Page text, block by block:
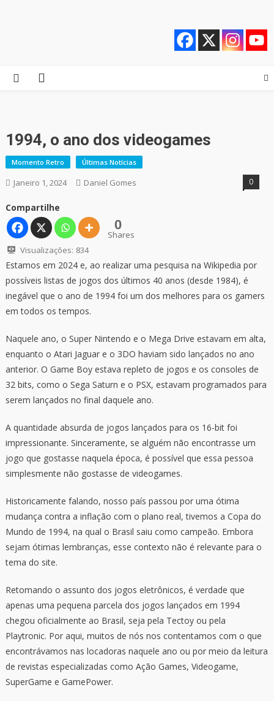
Quebrando o Controle
1994, o ano dos videogames
Momento Retro Últimas Notícias
Janeiro 1, 2024 Daniel Gomes 0
Compartilhe
0
Shares
Visualizações: 834
Estamos em 2024 e, ao realizar uma pesquisa na Wikipedia por
possíveis listas de jogos dos últimos 40 anos (desde 1984), é
inegável que o ano de 1994 foi um dos melhores para os gamers
em todos os tempos.
Naquele ano, o Super Nintendo e o Mega Drive estavam em alta,
enquanto o Atari Jaguar e o 3DO haviam sido lançados no ano
anterior. O Game Boy estava repleto de jogos e os consoles de
32 bits, como o Sega Saturn e o PSX, estavam programados para
serem lançados no final daquele ano.
A quantidade absurda de jogos lançados para os 16-bit foi
impressionante. Sinceramente, se alguém não encontrasse um
jogo que gostasse naquela época, é possível que essa pessoa
simplesmente não gostasse de videogames.
Historicamente falando, nosso país passou por uma ótima
mudança contra a inflação com o plano real, tivemos a Copa do
Mundo de 1994, na qual o Brasil saiu como campeão. Embora
sejam ótimas lembranças, esse contexto não é relevante para o
tema do site.
Retomando o assunto dos jogos eletrônicos, é verdade que
apenas uma pequena parcela dos jogos lançados em 1994
chegou oficialmente ao Brasil, seja pela Tectoy ou pela
Playtronic. Por aqui, muitos de nós nos contentamos com o que
encontrávamos nas locadoras naquele ano ou por meio da leitura
de revistas especializadas como Ação Games, Videogame,
SuperGame e GamePower.